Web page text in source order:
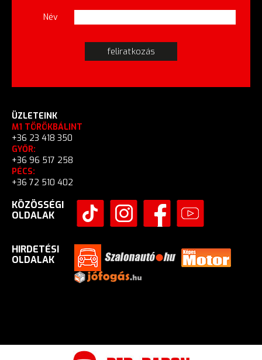
Név
ÜZLETEINK
M1 TÖRÖKBÁLINT
+36 23 418 350
GYŐR:
+36 96 517 258
PÉCS:
+36 72 510 402
KÖZÖSSÉGI
OLDALAK
HIRDETÉSI
OLDALAK